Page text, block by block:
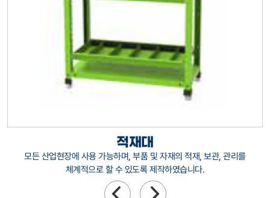
작업대
모든 작업장에 사용이 편리하며, 용도에 따라 타공판, 바퀴부착(고정식,
페달식, 핸들식) 선택이 가능하며 모든 산업장에 사용이 가능합니다.